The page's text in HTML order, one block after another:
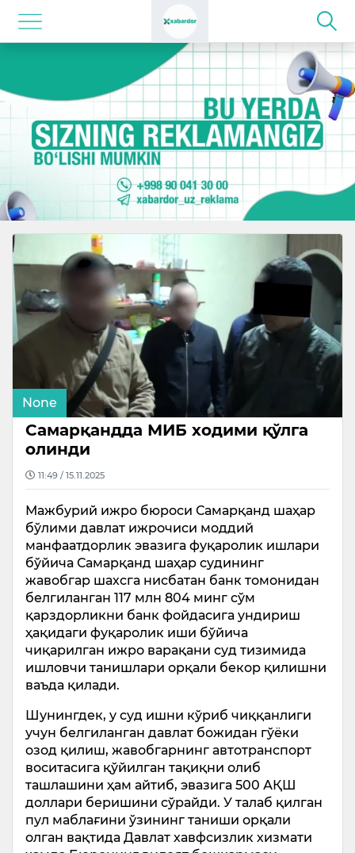
None
Самарқандда МИБ ходими қўлга
олинди
11:49 / 15.11.2025
Мажбурий ижро бюроси Самарқанд шаҳар
бўлими давлат ижрочиси моддий
манфаатдорлик эвазига фуқаролик ишлари
бўйича Самарқанд шаҳар судининг
жавобгар шахсга нисбатан банк томонидан
белгиланган 117 млн 804 минг сўм
қарздорликни банк фойдасига ундириш
ҳақидаги фуқаролик иши бўйича
чиқарилган ижро варақани суд тизимида
ишловчи танишлари орқали бекор қилишни
ваъда қилади.
Шунингдек, у суд ишни кўриб чиққанлиги
учун белгиланган давлат божидан гўёки
озод қилиш, жавобгарнинг автотранспорт
воситасига қўйилган тақиқни олиб
ташлашини ҳам айтиб, эвазига 500 АҚШ
доллари беришини сўрайди. У талаб қилган
пул маблағини ўзининг таниши орқали
олган вақтида Давлат хавфсизлик хизмати